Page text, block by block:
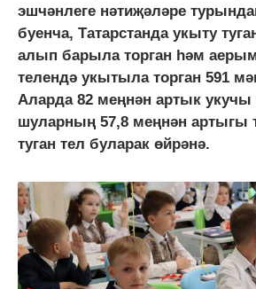
эшчәнлеге нәтиҗәләре
буенча, Татарстанда укыту
алып барыла торган һәм
телендә укытыла торган 591
Аларда 82 меңнән артык
шуларның 57,8 меңнән артыгы
туган тел буларак өйрәнә.